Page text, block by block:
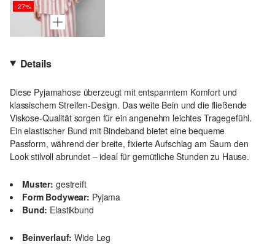
-27%
Details
Diese Pyjamahose überzeugt mit entspanntem Komfort und
klassischem Streifen-Design. Das weite Bein und die fließende
Viskose-Qualität sorgen für ein angenehm leichtes Tragegefühl.
Ein elastischer Bund mit Bindeband bietet eine bequeme
Passform, während der breite, fixierte Aufschlag am Saum den
Look stilvoll abrundet – ideal für gemütliche Stunden zu Hause.
Muster: gestreift
Form Bodywear: Pyjama
Bund: Elastikbund
Beinverlauf: Wide Leg